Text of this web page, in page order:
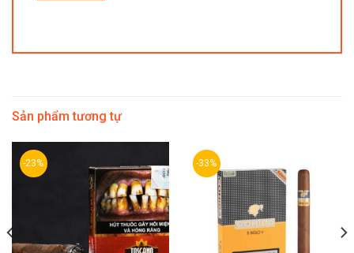
Sản phẩm tương tự
-23% -33%